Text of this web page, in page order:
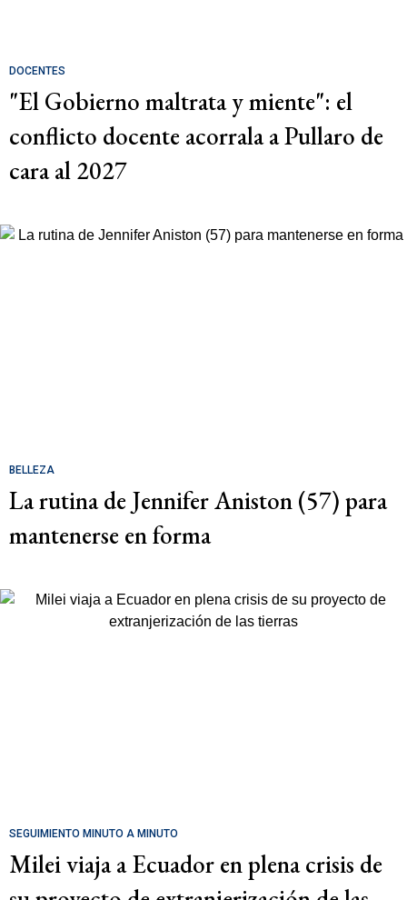
DOCENTES
"El Gobierno maltrata y miente": el
conflicto docente acorrala a Pullaro de
cara al 2027
BELLEZA
La rutina de Jennifer Aniston (57) para
mantenerse en forma
SEGUIMIENTO MINUTO A MINUTO
Milei viaja a Ecuador en plena crisis de